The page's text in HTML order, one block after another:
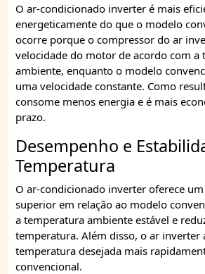
O ar-condicionado inverter é mais
energeticamente do que o modelo
ocorre porque o compressor do ar
velocidade do motor de acordo com a
ambiente, enquanto o modelo
uma velocidade constante. Como
consome menos energia e é mais
prazo.
Desempenho e
Temperatura
O ar-condicionado inverter oferece
superior em relação ao modelo
a temperatura ambiente estável e
temperatura. Além disso, o ar inverter
temperatura desejada mais
convencional.